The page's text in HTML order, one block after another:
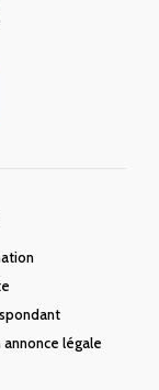
annonce légale